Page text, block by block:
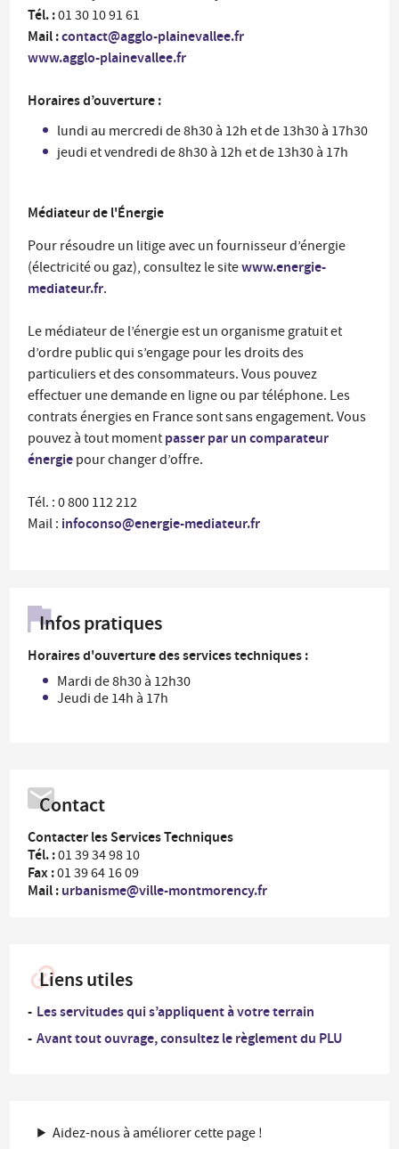
Tél. :01 30 10 91 61
Mail :contact@agglo-plainevallee.fr
www.agglo-plainevallee.fr
Horaires d’ouverture :
lundi au mercredi de 8h30 à 12h et de 13h30 à 17h30
jeudi et vendredi de 8h30 à 12h et de 13h30 à 17h
Médiateur de l'Énergie
Pour résoudre un litige avec un fournisseur d’énergie
(électricité ou gaz), consultez le sitewww.energie-
mediateur.fr.
Le médiateur de l’énergie est un organisme gratuit et
d’ordre public qui s’engage pour les droits des
particuliers et des consommateurs. Vous pouvez
effectuer une demande en ligne ou par téléphone. Les
contrats énergies en France sont sans engagement. Vous
pouvez à tout moment passer par un comparateur
énergie pour changer d’offre.
Tél. : 0 800 112 212
Mail : infoconso@energie-mediateur.fr
Infos pratiques
Horaires d'ouverture des services techniques :
Mardi de 8h30 à 12h30
Jeudi de 14h à 17h
Contact
Contacter les Services Techniques
Tél. :01 39 34 98 10
Fax :01 39 64 16 09
Mail :urbanisme@ville-montmorency.fr
Liens utiles
Les servitudes qui s’appliquent à votre terrain
Avant tout ouvrage, consultez le règlement du PLU
Aidez-nous à améliorer cette page !